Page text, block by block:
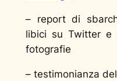
– report di
libici su Twitter e
fotografie
– testimonianza del